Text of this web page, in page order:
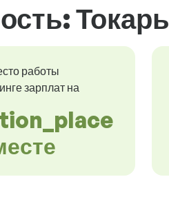
Токарь
работы
зарплат на